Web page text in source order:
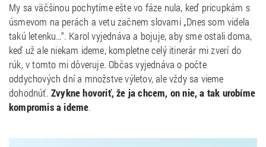
My sa väčšinou pochytíme ešte vo fáze nula, keď pricupkám s
úsmevom na perách a vetu začnem slovami „Dnes som videla
takú letenku…“. Karol vyjednáva a bojuje, aby sme ostali doma,
keď už ale niekam ideme, kompletne celý itinerár mi zverí do
rúk, v tomto mi dôveruje. Občas vyjednáva o počte
oddychových dní a množstve výletov, ale vždy sa vieme
dohodnúť. Zvykne hovoriť, že ja chcem, on nie, a tak urobíme
kompromis a ideme.